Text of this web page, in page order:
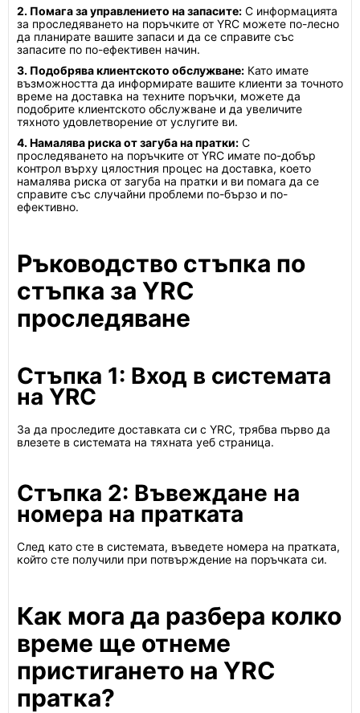
2. Помага за управлението на запасите: С информацията
за проследяването на поръчките от YRC можете по-лесно
да планирате вашите запаси и да се справите със
запасите по по-ефективен начин.
3. Подобрява клиентското обслужване: Като имате
възможността да информирате вашите клиенти за точното
време на доставка на техните поръчки, можете да
подобрите клиентското обслужване и да увеличите
тяхното удовлетворение от услугите ви.
4. Намалява риска от загуба на пратки: С
проследяването на поръчките от YRC имате по-добър
контрол върху цялостния процес на доставка, което
намалява риска от загуба на пратки и ви помага да се
справите със случайни проблеми по-бързо и по-
ефективно.
Ръководство стъпка по
стъпка за YRC
проследяване
Стъпка 1: Вход в системата
на YRC
За да проследите доставката си с YRC, трябва първо да
влезете в системата на тяхната уеб страница.
Стъпка 2: Въвеждане на
номера на пратката
След като сте в системата, въведете номера на пратката,
който сте получили при потвърждение на поръчката си.
Как мога да разбера колко
време ще отнеме
пристигането на YRC
пратка?